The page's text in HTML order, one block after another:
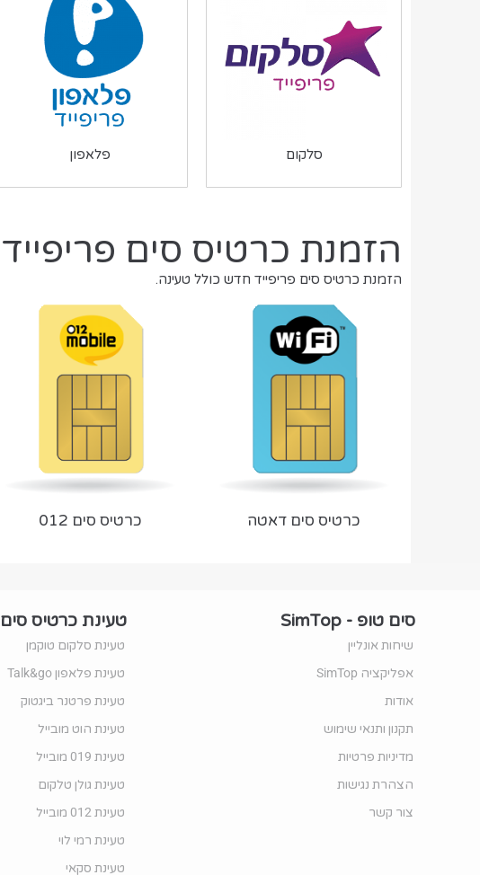
סלקום פלאפון
הזמנת כרטיס סים פריפייד
הזמנת כרטיס סים פריפייד חדש כולל טעינה.
כרטיס סים דאטה כרטיס סים 012
סים טופ - SimTop
שיחות אונליין
אפליקציה SimTop
אודות
תקנון ותנאי שימוש
מדיניות פרטיות
הצהרת נגישות
צור קשר
טעינת כרטיס סים
טעינת סלקום טוקמן
טעינת פלאפון Talk&go
טעינת פרטנר ביגטוק
טעינת הוט מובייל
טעינת 019 מובייל
טעינת גולן טלקום
טעינת 012 מובייל
טעינת רמי לוי
טעינת סקאי